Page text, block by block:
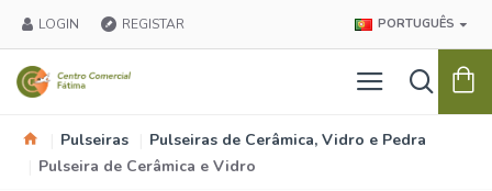
LOGIN REGISTAR PORTUGUÊS
Pulseiras
Pulseiras de Cerâmica, Vidro e Pedra
Pulseira de Cerâmica e Vidro